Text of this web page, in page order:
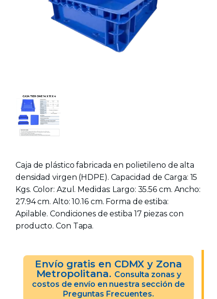
Caja de plástico fabricada en polietileno de alta
densidad virgen (HDPE). Capacidad de Carga: 15
Kgs. Color: Azul. Medidas: Largo: 35.56 cm. Ancho:
27.94 cm. Alto: 10.16 cm. Forma de estiba:
Apilable. Condiciones de estiba 17 piezas con
producto. Con Tapa.
Envío gratis en CDMX y Zona
Metropolitana. Consulta zonas y
costos de envío en nuestra sección de
Preguntas Frecuentes.